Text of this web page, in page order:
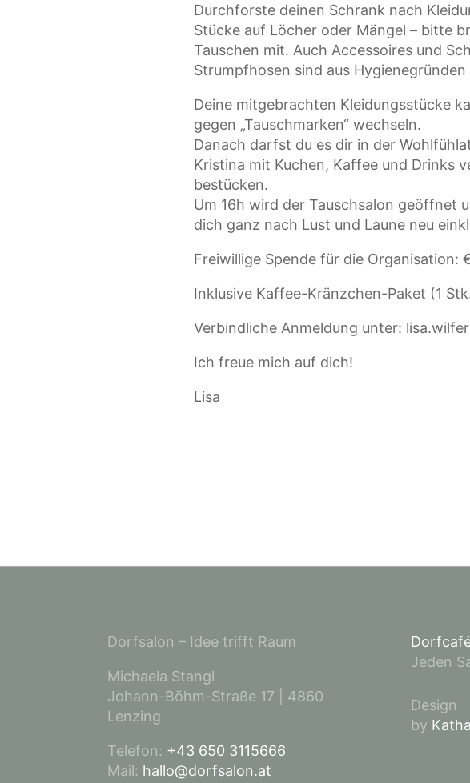
Durchforste deinen Schrank nach
Stücke auf Löcher oder Mängel – bitte
Tauschen mit. Auch Accessoires und
Strumpfhosen sind aus
Deine mitgebrachten Kleidungsstücke
gegen „Tauschmarken“ wechseln.
Danach darfst du es dir in der
Kristina mit Kuchen, Kaffee und Drinks
bestücken.
Um 16h wird der Tauschsalon geöffnet
dich ganz nach Lust und Laune neu
Freiwillige Spende für die Organisation:
Inklusive Kaffee-Kränzchen-Paket (1
Verbindliche Anmeldung unter:
Ich freue mich auf dich!
Lisa
Dorfsalon – Idee trifft Raum
Michaela Stangl
Johann-Böhm-Straße 17 | 4860
Lenzing
Telefon: +43 650 3115666
Mail: hallo@dorfsalon.at
Jeden
Design
by